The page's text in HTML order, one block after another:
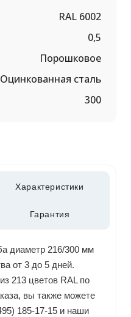
RAL 6002
0,5
Порошковое
Оцинкованная сталь
300
Характеристики
Гарантия
диаметр 216/300 мм
от 3 до 5 дней.
213 цветов RAL по
вы также можете
185-17-15 и наши